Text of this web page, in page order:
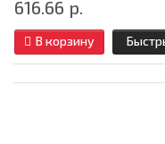
616.66 р.
В корзину